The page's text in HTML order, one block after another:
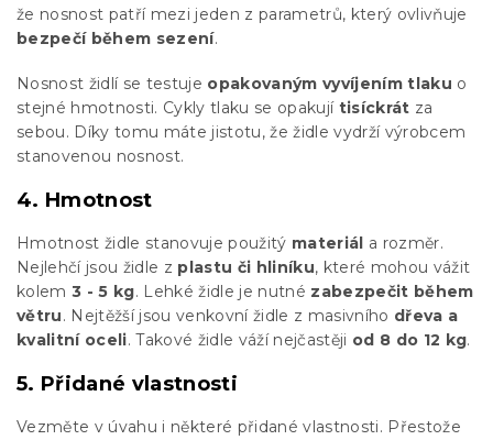
že nosnost patří mezi jeden z parametrů, který ovlivňuje
bezpečí během sezení.
Nosnost židlí se testuje opakovaným vyvíjením tlaku o
stejné hmotnosti. Cykly tlaku se opakují tisíckrát za
sebou. Díky tomu máte jistotu, že židle vydrží výrobcem
stanovenou nosnost.
4. Hmotnost
Hmotnost židle stanovuje použitý materiál a rozměr.
Nejlehčí jsou židle z plastu či hliníku, které mohou vážit
kolem 3 - 5 kg. Lehké židle je nutné zabezpečit během
větru. Nejtěžší jsou venkovní židle z masivního dřeva a
kvalitní oceli. Takové židle váží nejčastěji od 8 do 12 kg.
5. Přidané vlastnosti
Vezměte v úvahu i některé přidané vlastnosti. Přestože